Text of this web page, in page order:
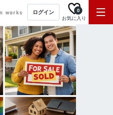
ログイン
お気に入り
0